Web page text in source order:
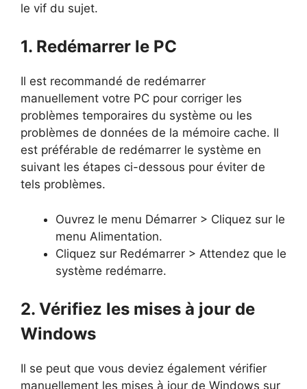
le vif du sujet.
1. Redémarrer le PC
Il est recommandé de redémarrer
manuellement votre PC pour corriger les
problèmes temporaires du système ou les
problèmes de données de la mémoire cache. Il
est préférable de redémarrer le système en
suivant les étapes ci-dessous pour éviter de
tels problèmes.
Ouvrez le menu Démarrer > Cliquez sur le
menu Alimentation.
Cliquez sur Redémarrer > Attendez que le
système redémarre.
2. Vérifiez les mises à jour de
Windows
Il se peut que vous deviez également vérifier
manuellement les mises à jour de Windows sur